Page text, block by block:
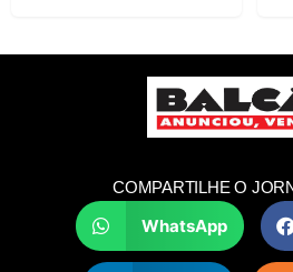
COMPARTILHE O
WhatsApp